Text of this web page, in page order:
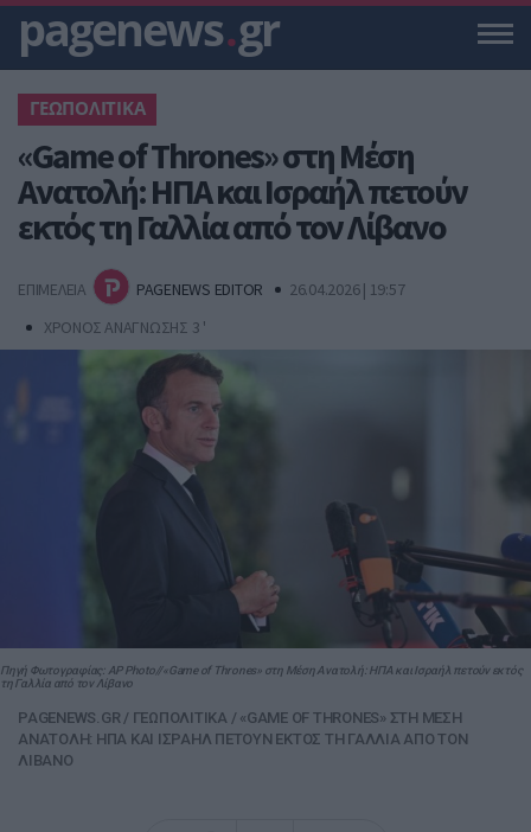
pagenews.gr
ΓΕΩΠΟΛΙΤΙΚΑ
«Game of Thrones» στη Μέση
Ανατολή: ΗΠΑ και Ισραήλ πετούν
εκτός τη Γαλλία από τον Λίβανο
ΕΠΙΜΕΛΕΙΑ PAGENEWS EDITOR
26.04.2026 | 19:57
ΧΡΟΝΟΣ ΑΝΑΓΝΩΣΗΣ 3 '
Πηγή Φωτογραφίας: AP Photo//«Game of Thrones» στη Μέση Ανατολή: ΗΠΑ και Ισραήλ πετούν εκτός
τη Γαλλία από τον Λίβανο
PAGENEWS.GR/ ΓΕΩΠΟΛΙΤΙΚΑ/ «GAME OF THRONES» ΣΤΗ ΜΕΣΗ
ΑΝΑΤΟΛΗ: ΗΠΑ ΚΑΙ ΙΣΡΑΗΛ ΠΕΤΟΥΝ ΕΚΤΟΣ ΤΗ ΓΑΛΛΙΑ ΑΠΟ ΤΟΝ
ΛΙΒΑΝΟ